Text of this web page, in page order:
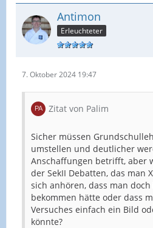
Antimon
Erleuchteter
7. Oktober 2024 19:47
Zitat von Palim
Sicher müssen
umstellen und deutlicher
Anschaffungen betrifft, aber
der SekII Debatten, das man
sich anhören, dass man
bekommen hätte oder dass
Versuches einfach ein Bild
könnte?